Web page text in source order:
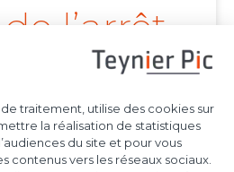
l’arrêt
continuent de tirer
de l’arrêt Achmea